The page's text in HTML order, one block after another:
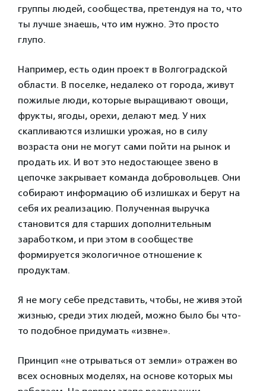
группы людей, сообщества, претендуя на то, что
ты лучше знаешь, что им нужно. Это просто
глупо.
Например, есть один проект в Волгоградской
области. В поселке, недалеко от города, живут
пожилые люди, которые выращивают овощи,
фрукты, ягоды, орехи, делают мед. У них
скапливаются излишки урожая, но в силу
возраста они не могут сами пойти на рынок и
продать их. И вот это недостающее звено в
цепочке закрывает команда добровольцев. Они
собирают информацию об излишках и берут на
себя их реализацию. Полученная выручка
становится для старших дополнительным
заработком, и при этом в сообществе
формируется экологичное отношение к
продуктам.
Я не могу себе представить, чтобы, не живя этой
жизнью, среди этих людей, можно было бы что-
то подобное придумать «извне».
Принцип «не отрываться от земли» отражен во
всех основных моделях, на основе которых мы